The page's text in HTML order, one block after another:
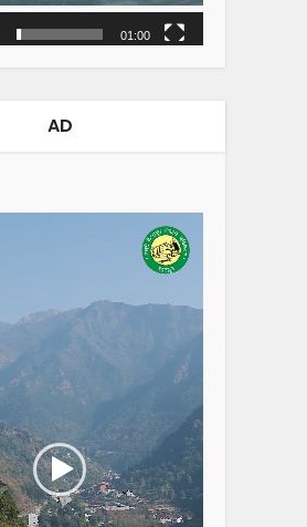
01:00
AD